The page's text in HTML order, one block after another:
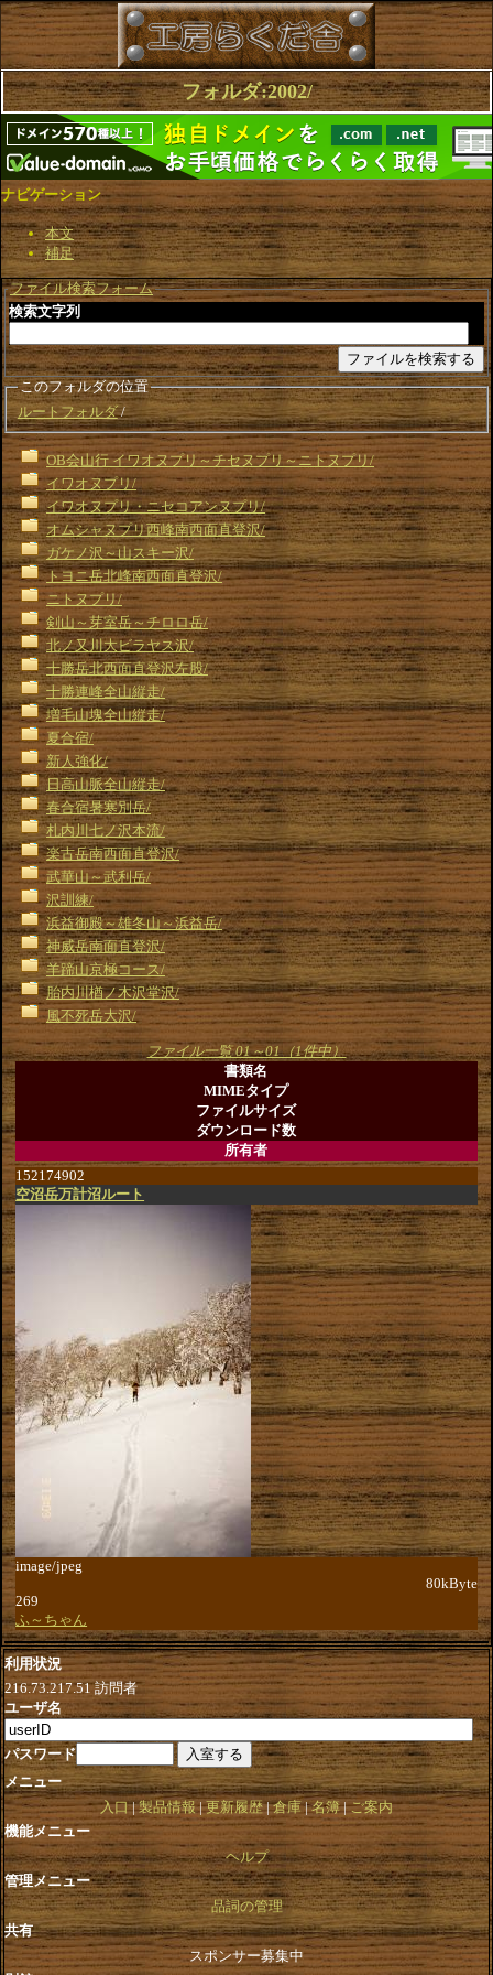
フォルダ:2002/
ナビゲーション
本文
補足
ファイル検索フォーム
検索文字列
このフォルダの位置
ルートフォルダ
OB会山行 イワオヌプリ～チセヌプリ～ニトヌプリ/
イワオヌプリ/
イワオヌプリ・ニセコアンヌプリ/
オムシャヌプリ西峰南西面直登沢/
ガケノ沢～山スキー沢/
トヨニ岳北峰南西面直登沢/
ニトヌプリ/
剣山～芽室岳～チロロ岳/
北ノ又川大ビラヤス沢/
十勝岳北西面直登沢左股/
十勝連峰全山縦走/
増毛山塊全山縦走/
夏合宿/
新人強化/
日高山脈全山縦走/
春合宿暑寒別岳/
札内川七ノ沢本流/
楽古岳南西面直登沢/
武華山～武利岳/
沢訓練/
浜益御殿～雄冬山～浜益岳/
神威岳南面直登沢/
羊蹄山京極コース/
胎内川楢ノ木沢堂沢/
風不死岳大沢/
ファイル一覧 01～01（1件中）
書類名
MIMEタイプ
ファイルサイズ
ダウンロード数
所有者
152174902
空沼岳万計沼ルート
image/jpeg
80kByte
269
ふ～ちゃん
利用状況
216.73.217.51訪問者
ユーザ名
パスワード
メニュー
入口 製品情報 更新履歴 倉庫 名簿 ご案内
機能メニュー
ヘルプ
管理メニュー
品詞の管理
共有
スポンサー募集中